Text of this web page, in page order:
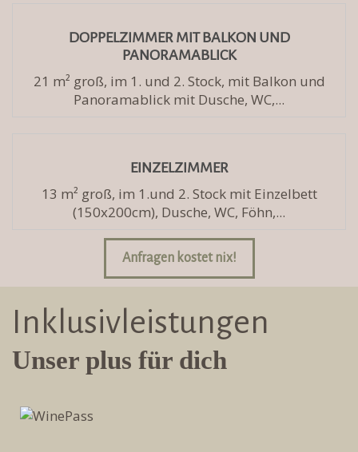
DOPPELZIMMER MIT BALKON UND
PANORAMABLICK
21 m² groß, im 1. und 2. Stock, mit Balkon und
Panoramablick mit Dusche, WC,...
EINZELZIMMER
13 m² groß, im 1.und 2. Stock mit Einzelbett
(150x200cm), Dusche, WC, Föhn,...
Anfragen kostet nix!
Inklusivleistungen
Unser plus für dich